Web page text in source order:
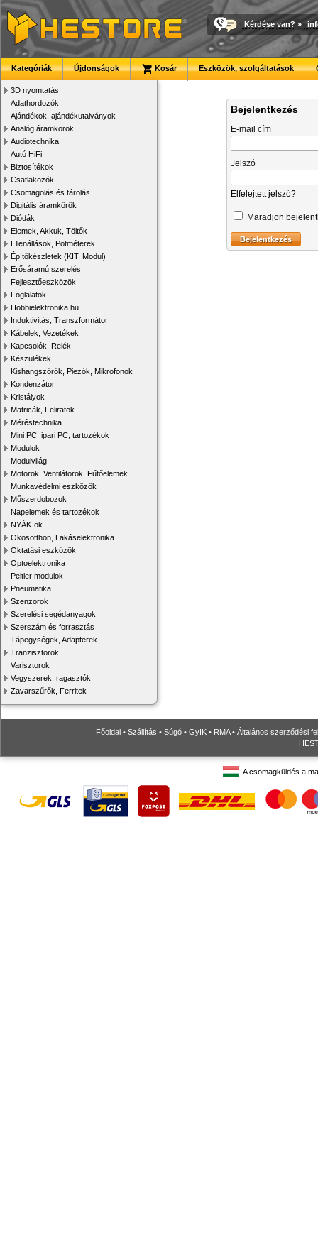
Kérdése van? »
Kategóriák Újdonságok Kosár Eszközök, szolgáltatások
3D nyomtatás
Adathordozók
Ajándékok, ajándékutalványok
Analóg áramkörök
Audiotechnika
Autó HiFi
Biztosítékok
Csatlakozók
Csomagolás és tárolás
Digitális áramkörök
Diódák
Elemek, Akkuk, Töltők
Ellenállások, Potméterek
Építőkészletek (KIT, Modul)
Erősáramú szerelés
Fejlesztőeszközök
Foglalatok
Hobbielektronika.hu
Induktivitás, Transzformátor
Kábelek, Vezetékek
Kapcsolók, Relék
Készülékek
Kishangszórók, Piezók, Mikrofonok
Kondenzátor
Kristályok
Matricák, Feliratok
Méréstechnika
Mini PC, ipari PC, tartozékok
Modulok
Modulvilág
Motorok, Ventilátorok, Fűtőelemek
Munkavédelmi eszközök
Műszerdobozok
Napelemek és tartozékok
NYÁK-ok
Okosotthon, Lakáselektronika
Oktatási eszközök
Optoelektronika
Peltier modulok
Pneumatika
Szenzorok
Szerelési segédanyagok
Szerszám és forrasztás
Tápegységek, Adapterek
Tranzisztorok
Varisztorok
Vegyszerek, ragasztók
Zavarszűrők, Ferritek
Bejelentkezés
E-mail cím
Jelszó
Elfelejtett jelszó?
Maradjon
Főoldal • Szállítás • Súgó • GyIK • RMA• Általános szerződési
A csomagküldés a